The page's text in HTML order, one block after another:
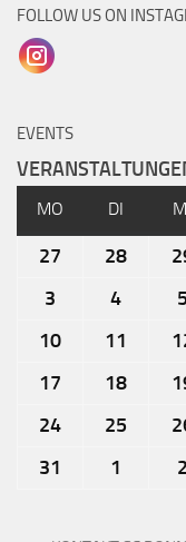
FOLLOW US ON
EVENTS
MO DI
27 28
3
4 5
10
11
17
18
24
25
31
1 2